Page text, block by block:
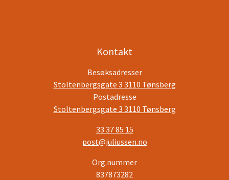
Kontakt
Besøksadresser
Stoltenbergsgate 3 3110 Tønsberg
Postadresse
Stoltenbergsgate 3 3110 Tønsberg
33 37 85 15
post@juliussen.no
Org.nummer
837873282